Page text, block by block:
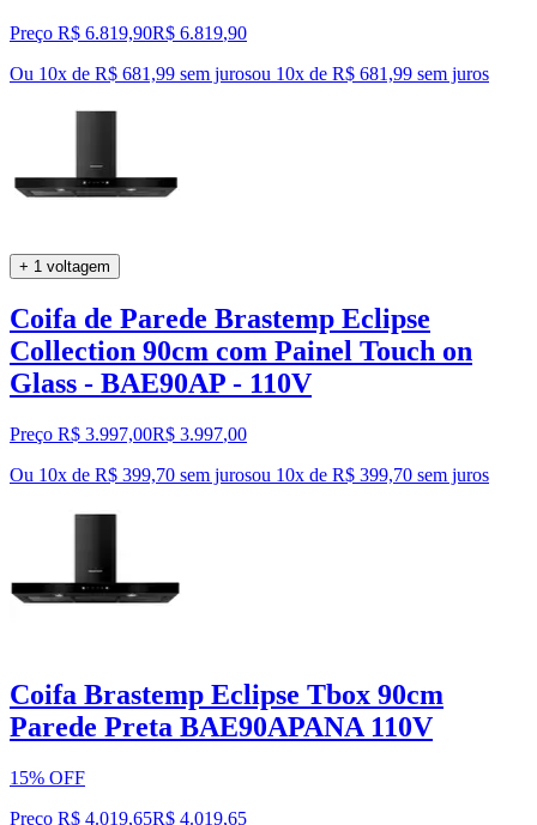
Preço R$ 6.819,90R$ 6.819,90
Ou 10x de R$ 681,99 sem jurosou 10x de R$ 681,99 sem juros
+ 1 voltagem
Coifa de Parede Brastemp Eclipse
Collection 90cm com Painel Touch on
Glass - BAE90AP - 110V
Preço R$ 3.997,00R$ 3.997,00
Ou 10x de R$ 399,70 sem jurosou 10x de R$ 399,70 sem juros
Coifa Brastemp Eclipse Tbox 90cm
Parede Preta BAE90APANA 110V
15% OFF
Preço R$ 4.019,65R$ 4.019,65